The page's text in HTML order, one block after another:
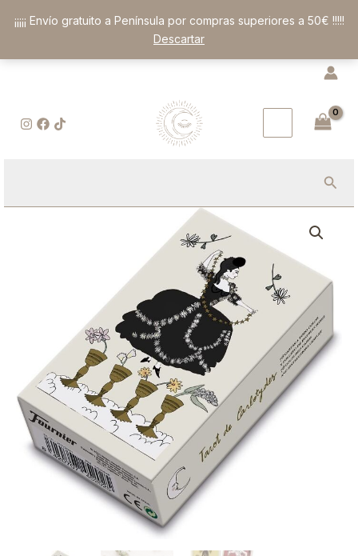
¡¡¡¡¡ Envío gratuito a Península por compras superiores a 50€ !!!!!
Descartar